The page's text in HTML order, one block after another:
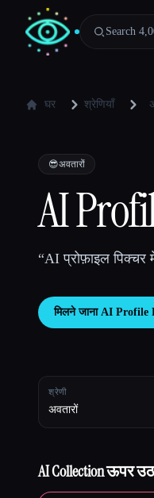
Search
घर श्रेणियाँ
😎अवतारों
AI
“AI प्रोफ़ाइल पिक्चर
मिलने जाना AI Profile
श्रेणी
अवतारों
AI Collection ऊपर